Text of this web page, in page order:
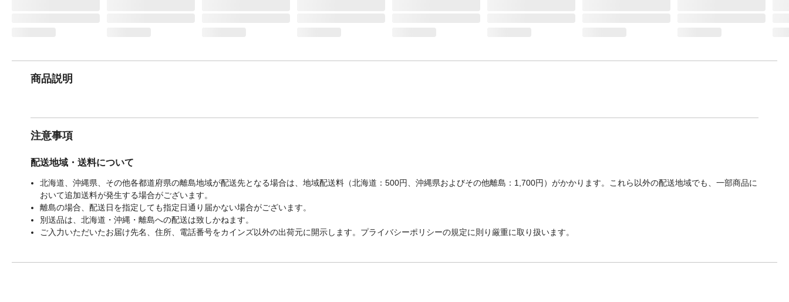
商品説明
注意事項
配送地域・送料について
北海道、沖縄県、その他各都道府県の離島地域が配送先となる場合は、地域配送料（北海道：500円、沖縄県およびその他離島：1,700円）がかかります。これら以外の配送地域でも、一部商品に
おいて追加送料が発生する場合がございます。
離島の場合、配送日を指定しても指定日通り届かない場合がございます。
別送品は、北海道・沖縄・離島への配送は致しかねます。
ご入力いただいたお届け先名、住所、電話番号をカインズ以外の出荷元に開示します。プライバシーポリシーの規定に則り厳重に取り扱います。